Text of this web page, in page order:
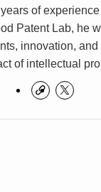
of
Patent Lab, he
innovation,
of intellectual